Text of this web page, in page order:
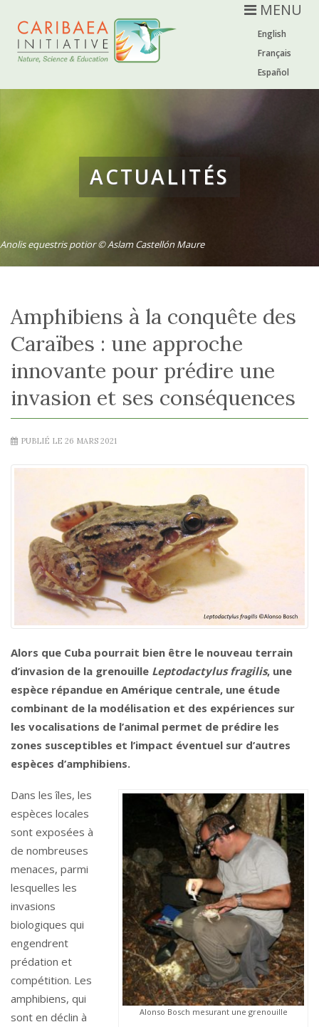
English
Français
Español
MENU
Anolis equestris potior © Aslam Castellón Maure
ACTUALITÉS
Amphibiens à la conquête des
Caraïbes : une approche
innovante pour prédire une
invasion et ses conséquences
PUBLIÉ LE 26 MARS 2021
Alors que Cuba pourrait bien être le nouveau terrain
d’invasion de la grenouille Leptodactylus fragilis, une
espèce répandue en Amérique centrale, une étude
combinant de la modélisation et des expériences sur
les vocalisations de l’animal permet de prédire les
zones susceptibles et l’impact éventuel sur d’autres
espèces d’amphibiens.
Alonso Bosch mesurant une grenouille
Dans les îles, les
espèces locales
sont exposées à
de nombreuses
menaces, parmi
lesquelles les
invasions
biologiques qui
engendrent
prédation et
compétition. Les
amphibiens, qui
sont en déclin à